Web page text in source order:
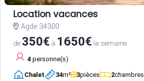
Location vacances
Agde 34300
de 350€ à 1650€ la semaine
4 personne(s)
Chalet 34m² 3pièces 2chambres